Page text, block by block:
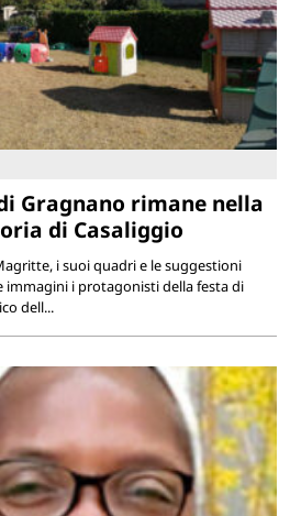
Gragnano rimane nella
di Casaliggio
i suoi quadri e le suggestioni
immagini i protagonisti della festa di
dell...